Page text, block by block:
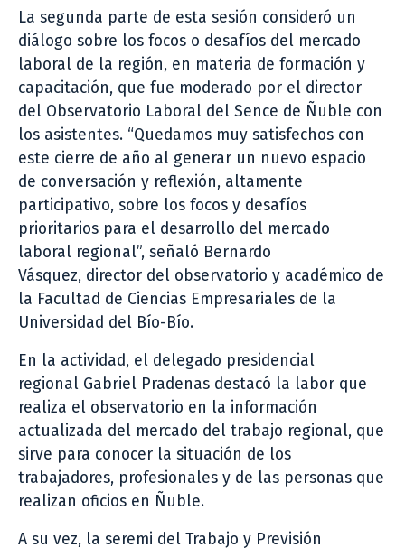
La segunda parte de esta sesión consideró un
diálogo sobre los focos o desafíos del mercado
laboral de la región, en materia de formación y
capacitación, que fue moderado por el director
del Observatorio Laboral del Sence de Ñuble con
los asistentes. “Quedamos muy satisfechos con
este cierre de año al generar un nuevo espacio
de conversación y reflexión, altamente
participativo, sobre los focos y desafíos
prioritarios para el desarrollo del mercado
laboral regional”, señaló Bernardo
Vásquez, director del observatorio y académico de
la Facultad de Ciencias Empresariales de la
Universidad del Bío-Bío.
En la actividad, el delegado presidencial
regional Gabriel Pradenas destacó la labor que
realiza el observatorio en la información
actualizada del mercado del trabajo regional, que
sirve para conocer la situación de los
trabajadores, profesionales y de las personas que
realizan oficios en Ñuble.
A su vez, la seremi del Trabajo y Previsión